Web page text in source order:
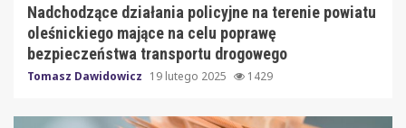
Nadchodzące działania policyjne na terenie powiatu
oleśnickiego mające na celu poprawę
bezpieczeństwa transportu drogowego
Tomasz Dawidowicz 19 lutego 2025 1429